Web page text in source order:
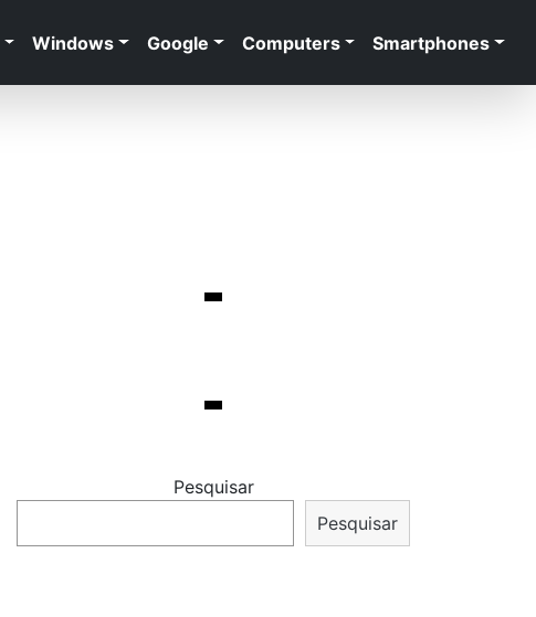
Windows Google Computers Smartphones
Pesquisar
Pesquisar